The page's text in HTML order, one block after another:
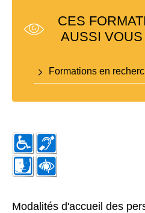
CES
AUSSI
Formations en
Modalités d'accueil des